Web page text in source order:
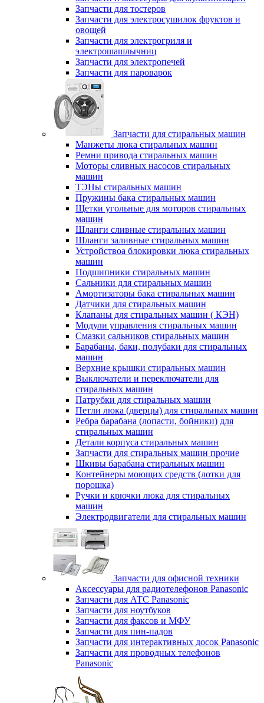
Запчасти для тостеров
Запчасти для электросушилок фруктов и
овощей
Запчасти для электрогриля и
электрошашлычниц
Запчасти для электропечей
Запчасти для пароварок
Запчасти для стиральных машин
Манжеты люка стиральных машин
Ремни привода стиральных машин
Моторы сливных насосов стиральных
машин
ТЭНы стиральных машин
Пружины бака стиральных машин
Щетки угольные для моторов стиральных
машин
Шланги сливные стиральных машин
Шланги заливные стиральных машин
Устройствоа блокировки люка стиральных
машин
Подшипники стиральных машин
Сальники для стиральных машин
Амортизаторы бака стиральных машин
Датчики для стиральных машин
Клапаны для стиральных машин ( КЭН)
Модули управления стиральных машин
Смазки сальников стиральных машин
Барабаны, баки, полубаки для стиральных
машин
Верхние крышки стиральных машин
Выключатели и переключатели для
стиральных машин
Патрубки для стиральных машин
Петли люка (дверцы) для стиральных машин
Ребра барабана (лопасти, бойники) для
стиральных машин
Детали корпуса стиральных машин
Запчасти для стиральных машин прочие
Шкивы барабана стиральных машин
Контейнеры моющих средств (лотки для
порошка)
Ручки и крючки люка для стиральных
машин
Электродвигатели для стиральных машин
Запчасти для офисной техники
Аксессуары для радиотелефонов Panasonic
Запчасти для АТС Panasonic
Запчасти для ноутбуков
Запчасти для факсов и МФУ
Запчасти для пин-падов
Запчасти для интерактивных досок Panasonic
Запчасти для проводных телефонов
Panasonic